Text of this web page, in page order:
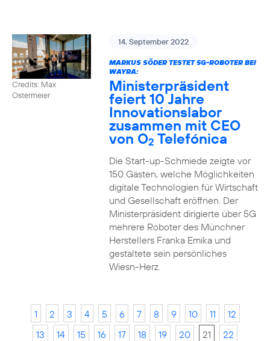
Credits: Max
Ostermeier
14. September 2022
MARKUS SÖDER TESTET 5G-ROBOTER BEI
WAYRA:
Ministerpräsident
feiert 10 Jahre
Innovationslabor
zusammen mit CEO
von O2 Telefónica
Die Start-up-Schmiede zeigte vor
150 Gästen, welche Möglichkeiten
digitale Technologien für Wirtschaft
und Gesellschaft eröffnen. Der
Ministerpräsident dirigierte über 5G
mehrere Roboter des Münchner
Herstellers Franka Emika und
gestaltete sein persönliches
Wiesn-Herz.
1 2 3 4 5 6 7 8 9 10 11
12
13
14 15 16 17 18 19 20 21
22